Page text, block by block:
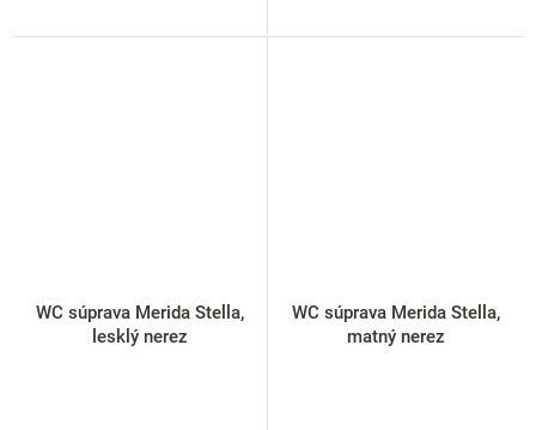
WC súprava Merida Stella,
lesklý nerez
WC súprava Merida Stella,
matný nerez